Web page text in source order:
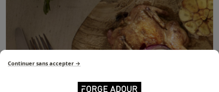
Continuer sans accepter →